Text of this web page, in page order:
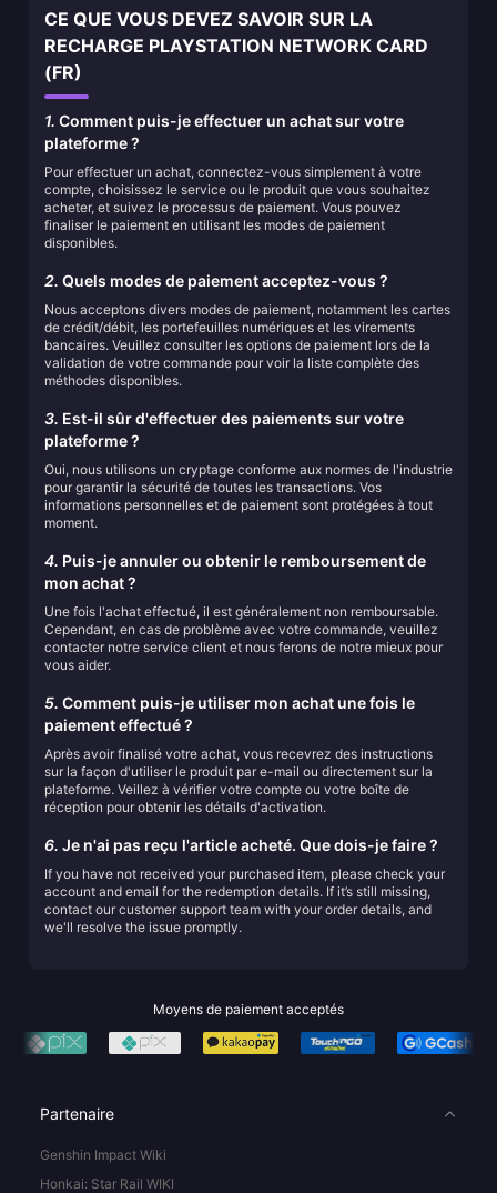
CE QUE VOUS DEVEZ SAVOIR SUR LA
RECHARGE PLAYSTATION NETWORK CARD
(FR)
1. Comment puis-je effectuer un achat sur votre
plateforme ?
Pour effectuer un achat, connectez-vous simplement à votre
compte, choisissez le service ou le produit que vous souhaitez
acheter, et suivez le processus de paiement. Vous pouvez
finaliser le paiement en utilisant les modes de paiement
disponibles.
2. Quels modes de paiement acceptez-vous ?
Nous acceptons divers modes de paiement, notamment les cartes
de crédit/débit, les portefeuilles numériques et les virements
bancaires. Veuillez consulter les options de paiement lors de la
validation de votre commande pour voir la liste complète des
méthodes disponibles.
3. Est-il sûr d'effectuer des paiements sur votre
plateforme ?
Oui, nous utilisons un cryptage conforme aux normes de l'industrie
pour garantir la sécurité de toutes les transactions. Vos
informations personnelles et de paiement sont protégées à tout
moment.
4. Puis-je annuler ou obtenir le remboursement de
mon achat ?
Une fois l'achat effectué, il est généralement non remboursable.
Cependant, en cas de problème avec votre commande, veuillez
contacter notre service client et nous ferons de notre mieux pour
vous aider.
5. Comment puis-je utiliser mon achat une fois le
paiement effectué ?
Après avoir finalisé votre achat, vous recevrez des instructions
sur la façon d'utiliser le produit par e-mail ou directement sur la
plateforme. Veillez à vérifier votre compte ou votre boîte de
réception pour obtenir les détails d'activation.
6. Je n'ai pas reçu l'article acheté. Que dois-je faire ?
If you have not received your purchased item, please check your
account and email for the redemption details. If it’s still missing,
contact our customer support team with your order details, and
we'll resolve the issue promptly.
Moyens de paiement acceptés
Partenaire
Genshin Impact Wiki
Honkai: Star Rail WIKI